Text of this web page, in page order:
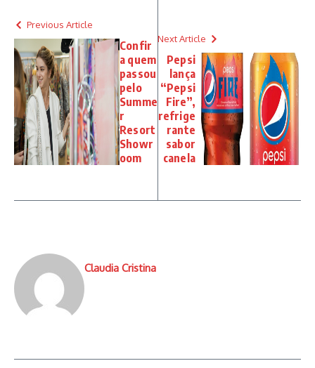
Previous Article
Confir
a quem
passou
pelo
Summe
r
Resort
Showr
oom
Next Article
Pepsi
lança
“Pepsi
Fire”,
refrige
rante
sabor
canela
Claudia Cristina